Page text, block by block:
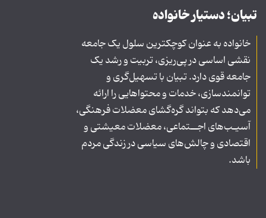
تبیان؛ دستیار خانواده
خانواده به عنوان کوچکترین سلول یک جامعه
نقشی اساسی در پی‌ریزی، تربیت و رشد یک
جامعه قوی دارد. تبیان با تسهیل‌گری و
توانمندسازی، خدمات و محتواهایی را ارائه
می‌دهد که بتواند گره‌گشای معضلات فرهنگی،
آسیـب‌های اجــتماعی، معضلات معیشتی و
اقتصادی و چالش‌های سیاسی در زندگی مردم
باشد.